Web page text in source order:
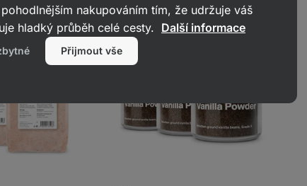
nakupováním tím, že udržuje váš
hladký průběh celé cesty. Další informace
Přijmout vše